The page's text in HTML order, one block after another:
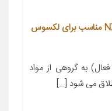
فیلتر کربن فعال کابین خودرو مدل NX مناسب برای لکسوس
به گروهی از مواد
می شود […]